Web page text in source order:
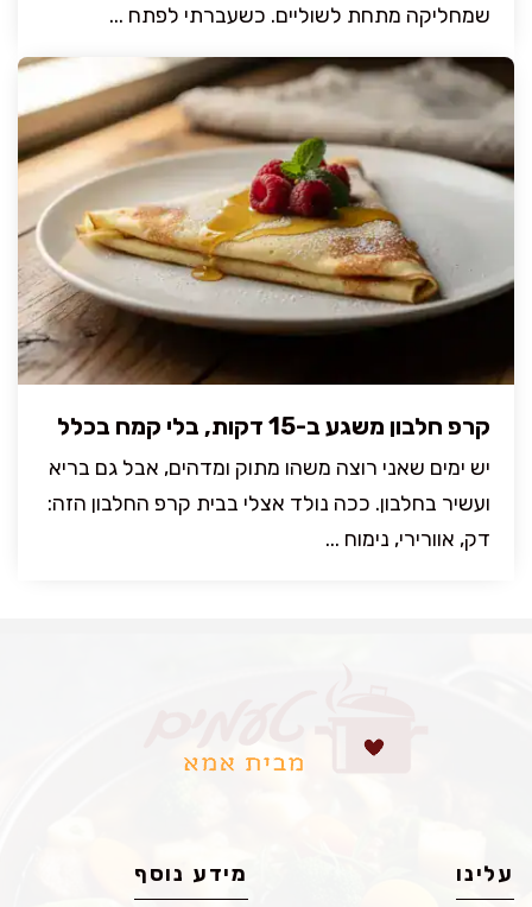
שמחליקה מתחת לשוליים. כשעברתי לפתח ...
קרפ חלבון משגע ב-15 דקות, בלי קמח בכלל
יש ימים שאני רוצה משהו מתוק ומדהים, אבל גם בריא
ועשיר בחלבון. ככה נולד אצלי בבית קרפ החלבון הזה:
דק, אוורירי, נימוח ...
עלינו מידע נוסף